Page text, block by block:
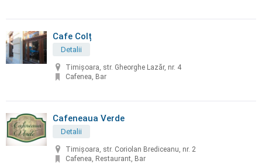
Cafe Colț
Detalii
Timișoara, str. Gheorghe Lazăr, nr. 4
Cafenea, Bar
Cafeneaua Verde
Detalii
Timișoara, str. Coriolan Brediceanu, nr. 2
Cafenea, Restaurant, Bar